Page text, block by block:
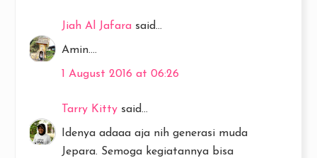
Jiah Al Jafara said...
Amin....
1 August 2016 at 06:26
Tarry Kitty said...
Idenya adaaa aja nih generasi muda
Jepara. Semoga kegiatannya bisa